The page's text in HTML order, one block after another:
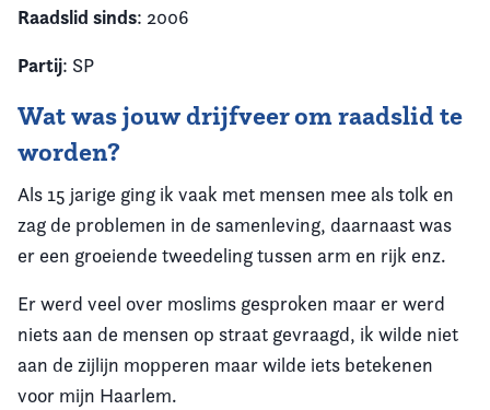
Raadslid sinds: 2006
Partij: SP
Wat was jouw drijfveer om raadslid te
worden?
Als 15 jarige ging ik vaak met mensen mee als tolk en
zag de problemen in de samenleving, daarnaast was
er een groeiende tweedeling tussen arm en rijk enz.
Er werd veel over moslims gesproken maar er werd
niets aan de mensen op straat gevraagd, ik wilde niet
aan de zijlijn mopperen maar wilde iets betekenen
voor mijn Haarlem.